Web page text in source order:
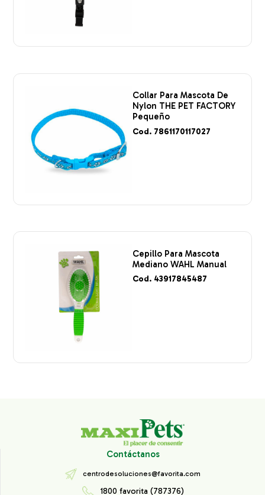
Collar Para Mascota De
Nylon THE PET FACTORY
Pequeño
Cod. 7861170117027
Cepillo Para Mascota
Mediano WAHL Manual
Cod. 43917845487
Contáctanos
centrodesoluciones@favorita.com
1800 favorita (787376)